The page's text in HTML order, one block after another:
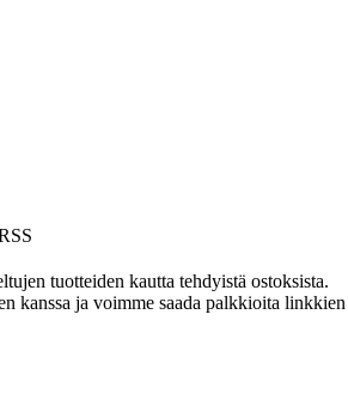
tuotteiden kautta tehdyistä ostoksista.
ja voimme saada palkkioita